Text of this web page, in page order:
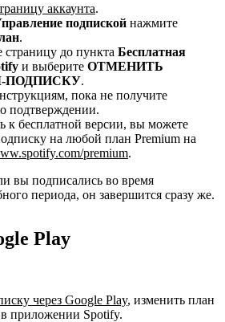
аккаунта.
подпиской нажмите
.
страницу до пункта Бесплатная
и выберите ОТМЕНИТЬ
ПОДПИСКУ.
пока не получите
подтверждении.
к бесплатной версии, вы можете
на любой план Premium на
premium.
вы подписались во время
периода, он завершится сразу же.
Play
через Google Play, изменить план
приложении Spotify.